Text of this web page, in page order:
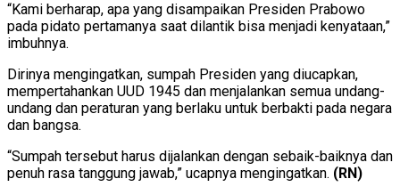
“Kami berharap, apa yang disampaikan Presiden Prabowo
pada pidato pertamanya saat dilantik bisa menjadi kenyataan,”
imbuhnya.
Dirinya mengingatkan, sumpah Presiden yang diucapkan,
mempertahankan UUD 1945 dan menjalankan semua undang-
undang dan peraturan yang berlaku untuk berbakti pada negara
dan bangsa.
“Sumpah tersebut harus dijalankan dengan sebaik-baiknya dan
penuh rasa tanggung jawab,” ucapnya mengingatkan. (RN)